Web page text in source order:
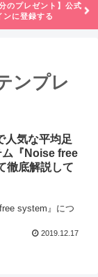
のプレゼント】公式
ンに登録する
ンプレ
人気な平均足
ム『Noise free
徹底解説して
system』につ
2019.12.17